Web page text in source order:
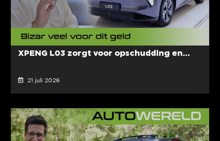
XPENG L03 zorgt voor opschudding en...
21 juli 2026